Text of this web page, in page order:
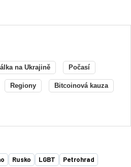
na Ukrajině Počasí
Regiony Bitcoinová kauza
Rusko LGBT Petrohrad